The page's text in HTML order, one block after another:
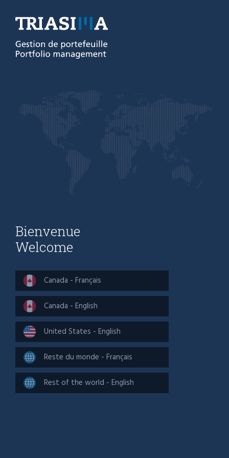
Bienvenue
Welcome
Canada - Français
Canada - English
United States - English
Reste du monde - Français
Rest of the world - English